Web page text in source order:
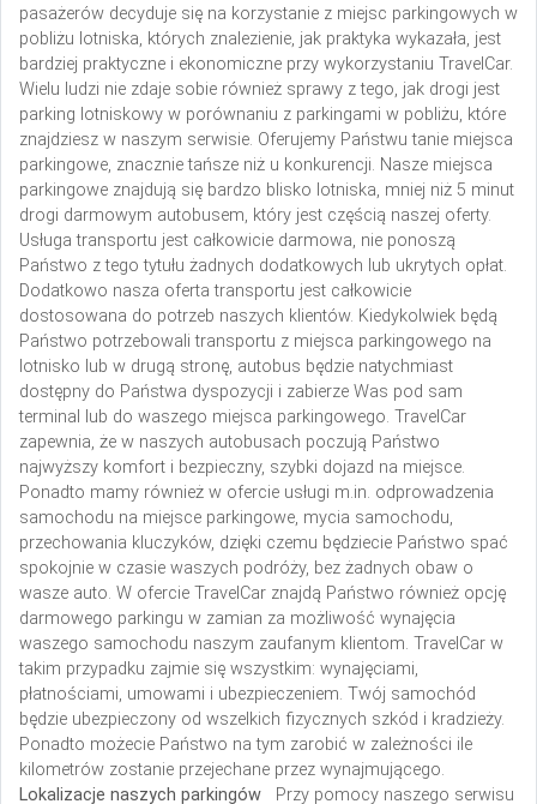
pasażerów decyduje się na korzystanie z miejsc parkingowych w
pobliżu lotniska, których znalezienie, jak praktyka wykazała, jest
bardziej praktyczne i ekonomiczne przy wykorzystaniu TravelCar.
Wielu ludzi nie zdaje sobie również sprawy z tego, jak drogi jest
parking lotniskowy w porównaniu z parkingami w pobliżu, które
znajdziesz w naszym serwisie. Oferujemy Państwu tanie miejsca
parkingowe, znacznie tańsze niż u konkurencji. Nasze miejsca
parkingowe znajdują się bardzo blisko lotniska, mniej niż 5 minut
drogi darmowym autobusem, który jest częścią naszej oferty.
Usługa transportu jest całkowicie darmowa, nie ponoszą
Państwo z tego tytułu żadnych dodatkowych lub ukrytych opłat.
Dodatkowo nasza oferta transportu jest całkowicie
dostosowana do potrzeb naszych klientów. Kiedykolwiek będą
Państwo potrzebowali transportu z miejsca parkingowego na
lotnisko lub w drugą stronę, autobus będzie natychmiast
dostępny do Państwa dyspozycji i zabierze Was pod sam
terminal lub do waszego miejsca parkingowego. TravelCar
zapewnia, że w naszych autobusach poczują Państwo
najwyższy komfort i bezpieczny, szybki dojazd na miejsce.
Ponadto mamy również w ofercie usługi m.in. odprowadzenia
samochodu na miejsce parkingowe, mycia samochodu,
przechowania kluczyków, dzięki czemu będziecie Państwo spać
spokojnie w czasie waszych podróży, bez żadnych obaw o
wasze auto. W ofercie TravelCar znajdą Państwo również opcję
darmowego parkingu w zamian za możliwość wynajęcia
waszego samochodu naszym zaufanym klientom. TravelCar w
takim przypadku zajmie się wszystkim: wynajęciami,
płatnościami, umowami i ubezpieczeniem. Twój samochód
będzie ubezpieczony od wszelkich fizycznych szkód i kradzieży.
Ponadto możecie Państwo na tym zarobić w zależności ile
kilometrów zostanie przejechane przez wynajmującego.
Lokalizacje naszych parkingów
Przy pomocy naszego serwisu